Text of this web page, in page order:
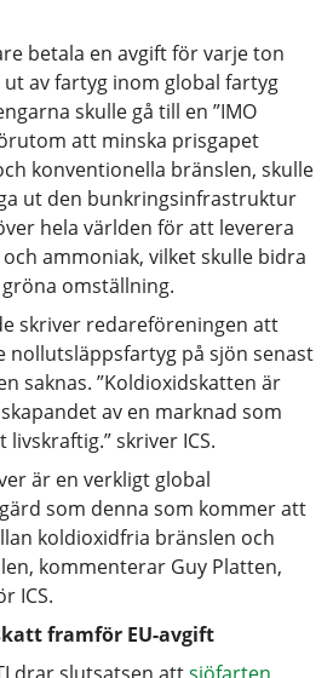
betala en avgift för varje ton
av fartyg inom global fartyg
skulle gå till en ”IMO
att minska prisgapet
konventionella bränslen, skulle
ut den bunkringsinfrastruktur
hela världen för att leverera
ammoniak, vilket skulle bidra
omställning.
skriver redareföreningen att
nollutsläppsfartyg på sjön senast
saknas. ”Koldioxidskatten är
av en marknad som
skriver ICS.
är en verkligt global
som denna som kommer att
koldioxidfria bränslen och
kommenterar Guy Platten,
ICS.
framför EU-avgift